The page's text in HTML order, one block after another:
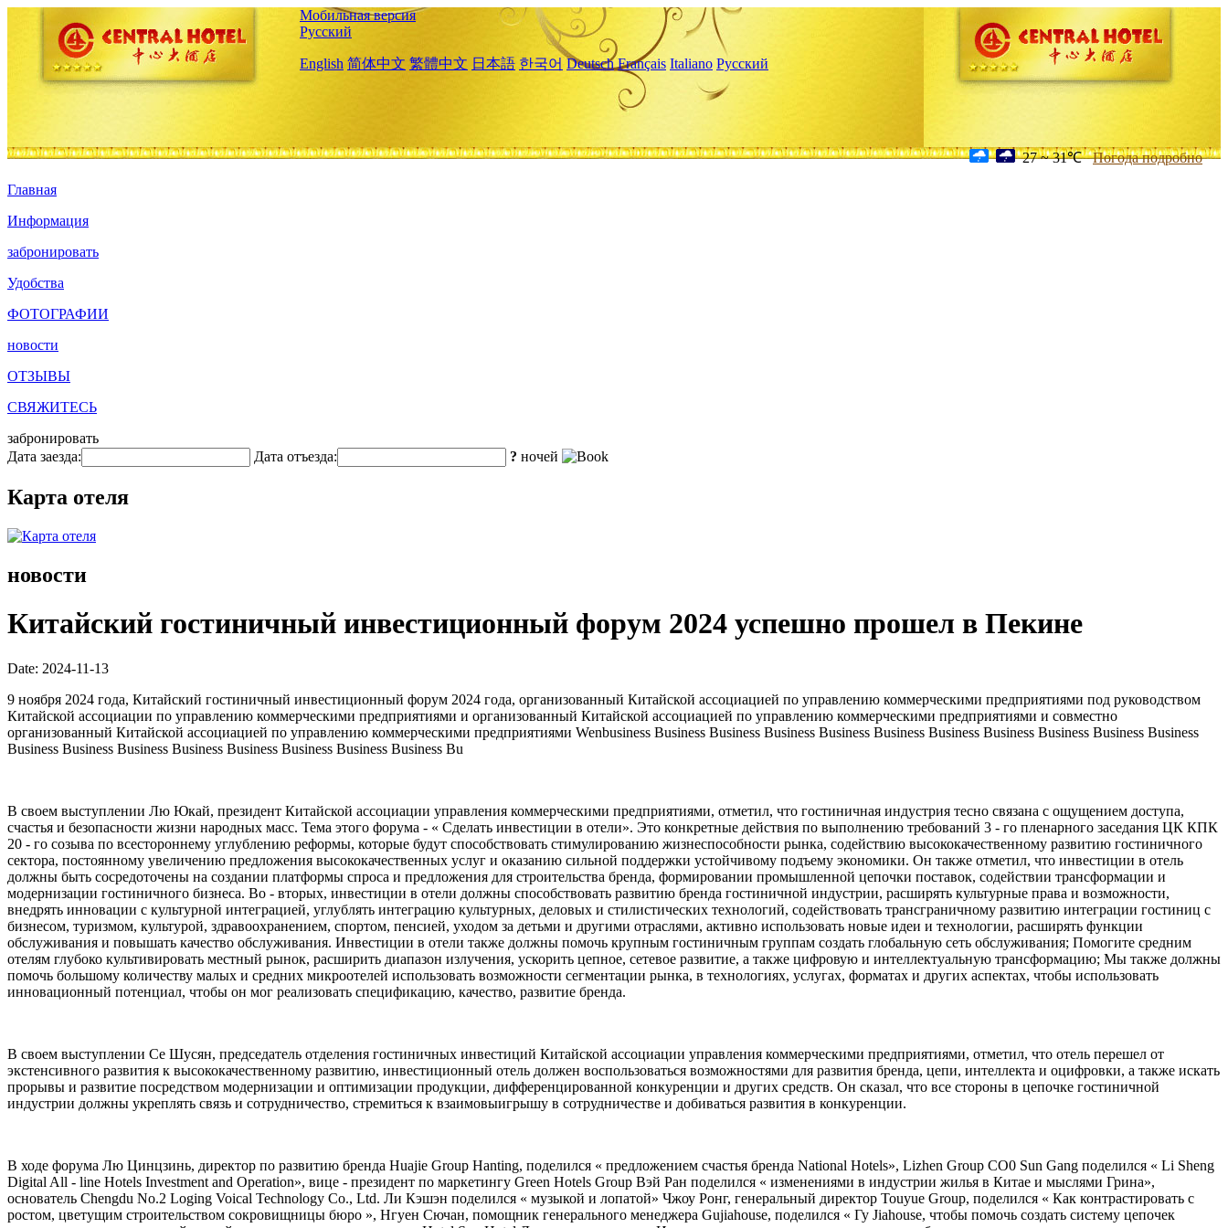
Мобильная версия
Русский
English 简体中文 繁體中文 日本語 한국어 Deutsch Français Italiano Русский
27 ~ 31℃ Погода подробно
Главная
Информация
забронировать
Удобства
ФОТОГРАФИИ
новости
ОТЗЫВЫ
СВЯЖИТЕСЬ
забронировать
Дата заезда:
Дата отъезда: ? ночей
Карта отеля
новости
Китайский гостиничный инвестиционный форум 2024 успешно прошел в Пекине
Date: 2024-11-13
9 ноября 2024 года, Китайский гостиничный инвестиционный форум 2024 года, организованный Китайской ассоциацией по управлению коммерческими предприятиями под руководством
Китайской ассоциации по управлению коммерческими предприятиями и организованный Китайской ассоциацией по управлению коммерческими предприятиями и совместно
организованный Китайской ассоциацией по управлению коммерческими предприятиями Wenbusiness Business Business Business Business Business Business Business Business Business Business
Business Business Business Business Business Business Business Business Bu
В своем выступлении Лю Юкай, президент Китайской ассоциации управления коммерческими предприятиями, отметил, что гостиничная индустрия тесно связана с ощущением доступа,
счастья и безопасности жизни народных масс. Тема этого форума - « Сделать инвестиции в отели». Это конкретные действия по выполнению требований 3 - го пленарного заседания ЦК КПК
20 - го созыва по всестороннему углублению реформы, которые будут способствовать стимулированию жизнеспособности рынка, содействию высококачественному развитию гостиничного
сектора, постоянному увеличению предложения высококачественных услуг и оказанию сильной поддержки устойчивому подъему экономики. Он также отметил, что инвестиции в отель
должны быть сосредоточены на создании платформы спроса и предложения для строительства бренда, формировании промышленной цепочки поставок, содействии трансформации и
модернизации гостиничного бизнеса. Во - вторых, инвестиции в отели должны способствовать развитию бренда гостиничной индустрии, расширять культурные права и возможности,
внедрять инновации с культурной интеграцией, углублять интеграцию культурных, деловых и стилистических технологий, содействовать трансграничному развитию интеграции гостиниц с
бизнесом, туризмом, культурой, здравоохранением, спортом, пенсией, уходом за детьми и другими отраслями, активно использовать новые идеи и технологии, расширять функции
обслуживания и повышать качество обслуживания. Инвестиции в отели также должны помочь крупным гостиничным группам создать глобальную сеть обслуживания; Помогите средним
отелям глубоко культивировать местный рынок, расширить диапазон излучения, ускорить цепное, сетевое развитие, а также цифровую и интеллектуальную трансформацию; Мы также должны
помочь большому количеству малых и средних микроотелей использовать возможности сегментации рынка, в технологиях, услугах, форматах и других аспектах, чтобы использовать
инновационный потенциал, чтобы он мог реализовать спецификацию, качество, развитие бренда.
В своем выступлении Се Шусян, председатель отделения гостиничных инвестиций Китайской ассоциации управления коммерческими предприятиями, отметил, что отель перешел от
экстенсивного развития к высококачественному развитию, инвестиционный отель должен воспользоваться возможностями для развития бренда, цепи, интеллекта и оцифровки, а также искать
прорывы и развитие посредством модернизации и оптимизации продукции, дифференцированной конкуренции и других средств. Он сказал, что все стороны в цепочке гостиничной
индустрии должны укреплять связь и сотрудничество, стремиться к взаимовыигрышу в сотрудничестве и добиваться развития в конкуренции.
В ходе форума Лю Цинцзинь, директор по развитию бренда Huajie Group Hanting, поделился « предложением счастья бренда National Hotels», Lizhen Group CO0 Sun Gang поделился « Li Sheng
Digital All - line Hotels Investment and Operation», вице - президент по маркетингу Green Hotels Group Вэй Ран поделился « изменениями в индустрии жилья в Китае и мыслями Грина»,
основатель Chengdu No.2 Loging Voical Technology Co., Ltd. Ли Кэшэн поделился « музыкой и лопатой» Чжоу Ронг, генеральный директор Touyue Group, поделился « Как контрастировать с
ростом, цветущим строительством сокровищницы бюро », Нгуен Сючан, помощник генерального менеджера Gujiahouse, поделился « Гу Jiahouse, чтобы помочь создать систему цепочек